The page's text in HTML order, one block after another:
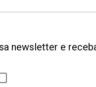
newsletter e